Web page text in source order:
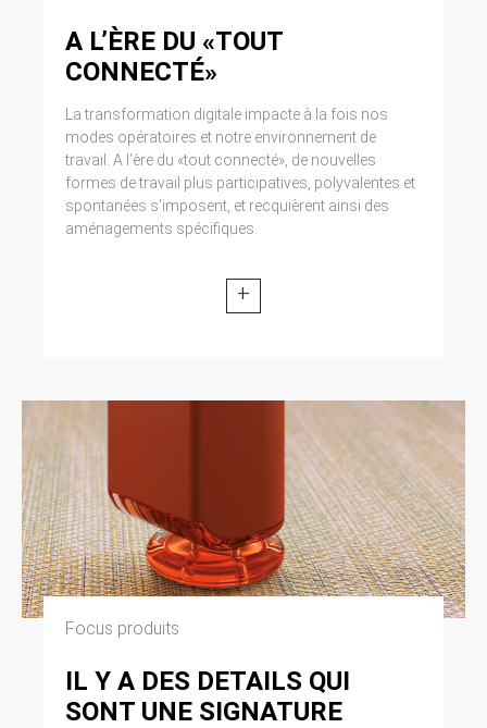
A L’ÈRE DU «TOUT
CONNECTÉ»
La transformation digitale impacte à la fois nos
modes opératoires et notre environnement de
travail. A l’ère du «tout connecté», de nouvelles
formes de travail plus participatives, polyvalentes et
spontanées s’imposent, et recquièrent ainsi des
aménagements spécifiques.
+
Focus produits
IL Y A DES DETAILS QUI
SONT UNE SIGNATURE